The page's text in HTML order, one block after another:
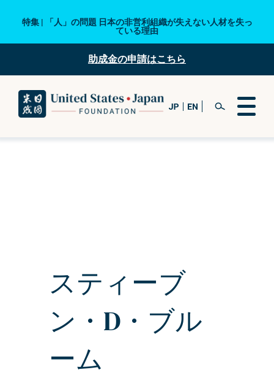
特集 | 「人」の問題 日本の非営利組織が失えない人材を失っ
ている理由
助成金の申請はこちら
スティーブ
ン・D・ブル
ーム